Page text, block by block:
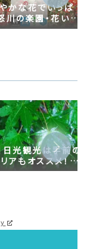
かな花でいっぱ
川の楽園・花いち
【プチ日光】
日光観光は手前の
アもオススメ！観
ら雨、そんなとき